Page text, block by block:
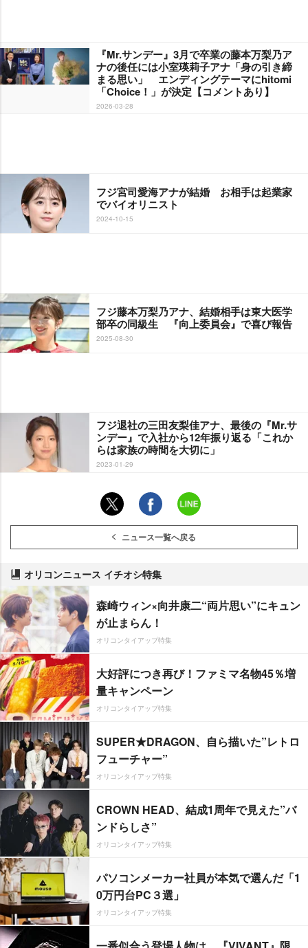
『Mr.サンデー』3月で卒業の藤本万梨乃ア
ナの後任には小室瑛莉子アナ「身の引き締
まる思い」 エンディングテーマにhitomi
「Choice！」が決定【コメントあり】
2026-03-28
フジ宮司愛海アナが結婚 お相手は起業家
でバイオリニスト
2024-10-15
フジ藤本万梨乃アナ、結婚相手は東大医学
部卒の同級生 『向上委員会』で喜び報告
2025-08-30
フジ退社の三田友梨佳アナ、最後の『Mr.サ
ンデー』で入社から12年振り返る「これか
らは家族の時間を大切に」
2023-01-29
ニュース一覧へ戻る
オリコンニュース イチオシ特集
森崎ウィン×向井康二“両片思い”にキュン
が止まらん！
オリコンタイアップ特集
大好評につき再び！ファミマ名物45％増
量キャンペーン
オリコンタイアップ特集
SUPER★DRAGON、自ら描いた”レトロ
フューチャー”
オリコンタイアップ特集
CROWN HEAD、結成1周年で見えた”バ
ンドらしさ”
オリコンタイアップ特集
パソコンメーカー社員が本気で選んだ「1
0万円台PC３選」
オリコンタイアップ特集